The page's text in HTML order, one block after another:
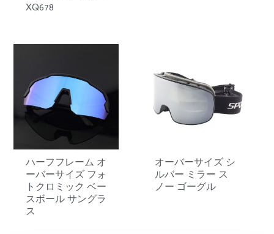
XQ678
ハーフフレーム オ
ーバーサイズ フォ
トクロミック ベー
スボール サングラ
ス
オーバーサイズ シ
ルバー ミラー ス
ノー ゴーグル